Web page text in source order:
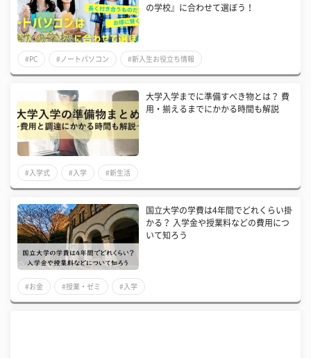
の学校』に合わせて選ぼう！
#PC #ノートパソコン #新入生お役立ち情報
大学入学までに準備すべき物とは？ 費
用・揃えるまでにかかる時間も解説
#入学式 #入学 #新生活
国立大学の学費は4年間でどれくらい掛
かる？ 入学金や授業料などの費用につ
いて知ろう
#お金 #授業・ゼミ #入学